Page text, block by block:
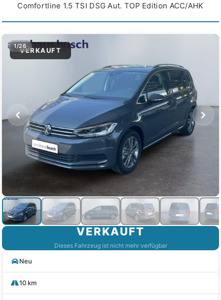
Comfortline 1.5 TSI DSG Aut. TOP Edition ACC/AHK
VERKAUFT
1/26
VERKAUFT
Dieses Fahrzeug ist nicht mehr verfügbar
Neu
10 km